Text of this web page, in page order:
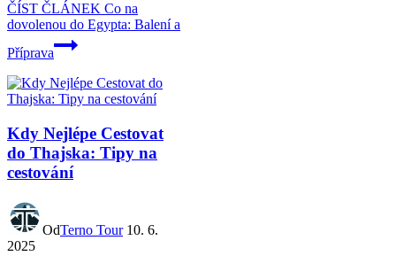
ČÍST ČLÁNEK Co na
dovolenou do Egypta: Balení a
Příprava
Kdy Nejlépe Cestovat
do Thajska: Tipy na
cestování
OdTerno Tour 10. 6.
2025